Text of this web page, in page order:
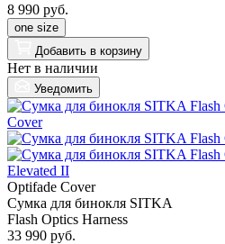
8 990 руб.
one size
Добавить в корзину
Нет в наличии
Уведомить
Optifade Cover
Сумка для бинокля SITKA
Flash Optics Harness
33 990 руб.